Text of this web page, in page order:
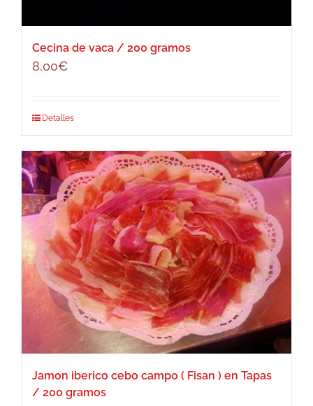
Cecina de vaca / 200 gramos
8,00€
Detalles
Jamon iberico cebo campo ( Fisan ) en Tapas
/ 200 gramos